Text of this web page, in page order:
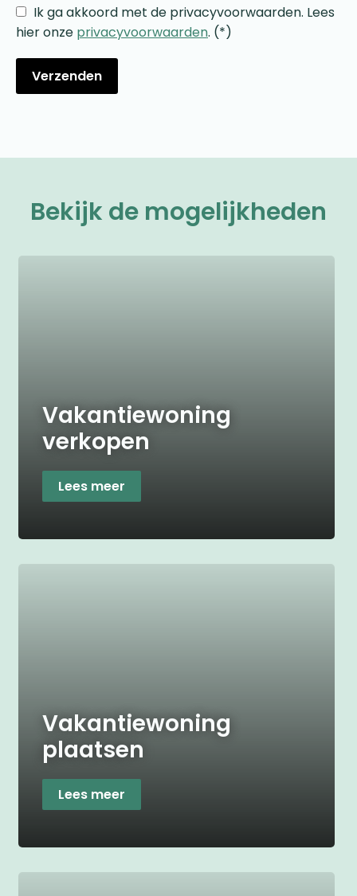
Ik ga akkoord met de privacyvoorwaarden. Lees
hier onze privacyvoorwaarden. (*)
Bekijk de mogelijkheden
Vakantiewoning
verkopen
Lees meer
Vakantiewoning
plaatsen
Lees meer